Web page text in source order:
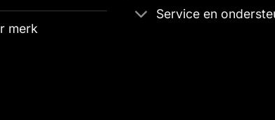
merk
Service en